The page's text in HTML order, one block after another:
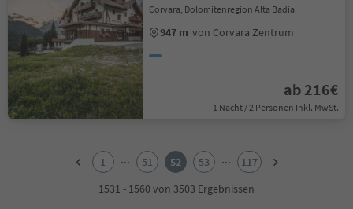
Corvara, Dolomitenregion Alta Badia
947 m von Corvara Zentrum
ab 216€
1 Nacht / 2 Personen Inkl. MwSt.
1 ... 51 52 53 ...
117
1531 - 1560 von 3503 Ergebnissen